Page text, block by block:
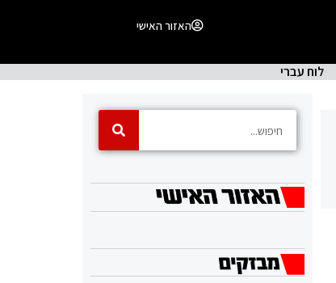
האזור האישי
לוח עברי